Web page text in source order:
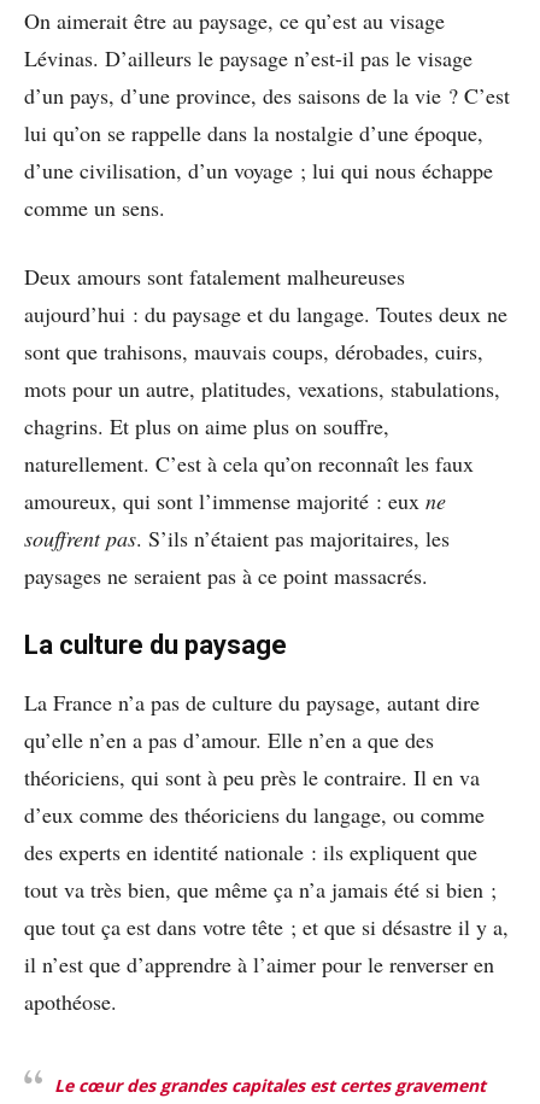
On aimerait être au paysage, ce qu’est au visage
Lévinas. D’ailleurs le paysage n’est-il pas le visage
d’un pays, d’une province, des saisons de la vie ? C’est
lui qu’on se rappelle dans la nostalgie d’une époque,
d’une civilisation, d’un voyage ; lui qui nous échappe
comme un sens.
Deux amours sont fatalement malheureuses
aujourd’hui : du paysage et du langage. Toutes deux ne
sont que trahisons, mauvais coups, dérobades, cuirs,
mots pour un autre, platitudes, vexations, stabulations,
chagrins. Et plus on aime plus on souffre,
naturellement. C’est à cela qu’on reconnaît les faux
amoureux, qui sont l’immense majorité : eux ne
souffrent pas. S’ils n’étaient pas majoritaires, les
paysages ne seraient pas à ce point massacrés.
La culture du paysage
La France n’a pas de culture du paysage, autant dire
qu’elle n’en a pas d’amour. Elle n’en a que des
théoriciens, qui sont à peu près le contraire. Il en va
d’eux comme des théoriciens du langage, ou comme
des experts en identité nationale : ils expliquent que
tout va très bien, que même ça n’a jamais été si bien ;
que tout ça est dans votre tête ; et que si désastre il y a,
il n’est que d’apprendre à l’aimer pour le renverser en
apothéose.
Le cœur des grandes capitales est certes gravement